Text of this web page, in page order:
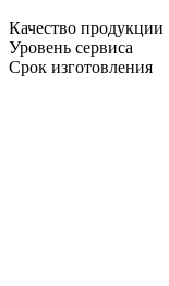
Качество продукции
Уровень сервиса
Срок изготовления